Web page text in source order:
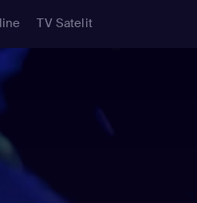
TV Satelit